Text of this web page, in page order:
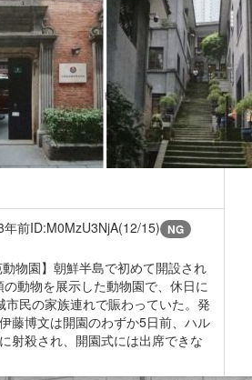
年前ID:M0MzU3NjA(12/15) NG
動物園】朝鮮半島で初めて開設され
動物を展示した動物園で、休日に
市民の家族連れで賑わっていた。発
藤博文は開園のわずか5日前、ハル
射殺され、開園式には出席できな